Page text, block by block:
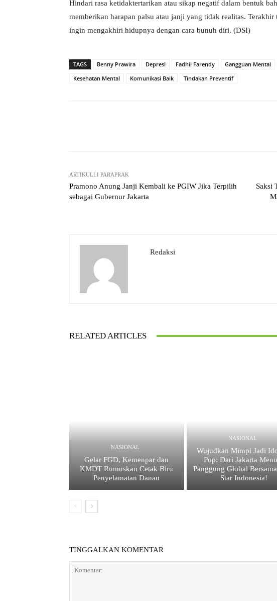
Hindari rasa ketidaktertarikan atau sikap negatif dalam bentuk
memberikan harapan palsu atau janji yang tidak realitas.
ingin mengakhiri hidupnya dengan cara bunuh diri. (DSI)
TAGS Benny Prawira Depresi Fadhil Farendy Gangguan Mental
Kesehatan Mental
Komunikasi Baik Tindakan Preventif
ARTIKULLI PARAPRAK
Pramono Anung Janji Kembali ke PGIW Jika Terpilih
sebagai Gubernur Jakarta
Saksi
Redaksi
RELATED ARTICLES
NASIONAL
Gelar FGD, Kemenpar dan
KMDT Rumuskan Cetak Biru
Penyelamatan Danau
NASIONAL
Wujudkan Mimpi Jadi
Pop: Dari Jakarta
Panggung Global
Star Indonesia!
TINGGALKAN KOMENTAR